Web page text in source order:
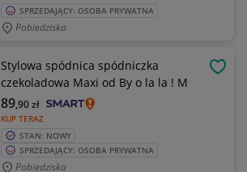
SPRZEDAJĄCY: OSOBA PRYWATNA
Pobiedziska
Stylowa spódnica spódniczka
czekoladowa Maxi od By o la la ! M
KUP TERAZ
89,90zł
STAN: NOWY
SPRZEDAJĄCY: OSOBA PRYWATNA
Pobiedziska